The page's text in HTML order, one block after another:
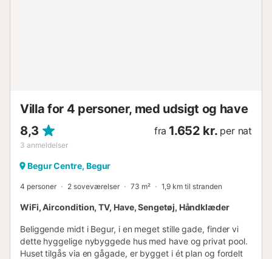
Villa for 4 personer, med udsigt og have
8,3
3 anmeldelser
fra 1.652 kr. per nat
Begur Centre, Begur
4 personer 2 soveværelser 73 m² 1,9 km til stranden
WiFi, Aircondition, TV, Have, Sengetøj, Håndklæder
Beliggende midt i Begur, i en meget stille gade, finder vi
dette hyggelige nybyggede hus med have og privat pool.
Huset tilgås via en gågade, er bygget i ét plan og fordelt